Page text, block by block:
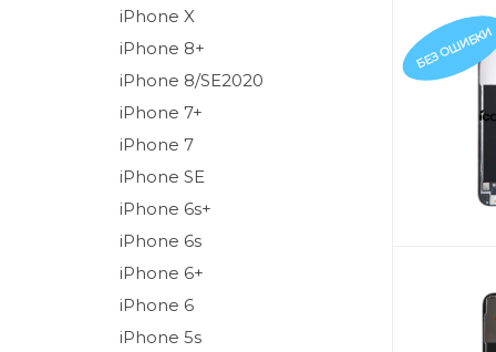
iPhone X
iPhone 8+
iPhone 8/SE2020
iPhone 7+
iPhone 7
iPhone SE
iPhone 6s+
iPhone 6s
iPhone 6+
iPhone 6
iPhone 5s
БЕЗ ОШИБКИ